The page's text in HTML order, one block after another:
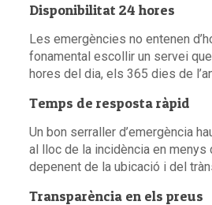
Disponibilitat 24 hores
Les emergències no entenen
fonamental escollir un servei
hores del dia, els 365 dies de
Temps de resposta ràpid
Un bon serraller d’emergència
al lloc de la incidència en menys
depenent de la ubicació i del
Transparència en els preus